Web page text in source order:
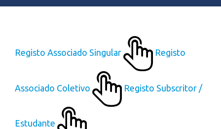
Registo Associado Singular Registo
Associado Coletivo Registo Subscritor /
Estudante